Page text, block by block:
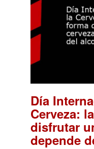
Día
Cerveza:
disfrutar
depende